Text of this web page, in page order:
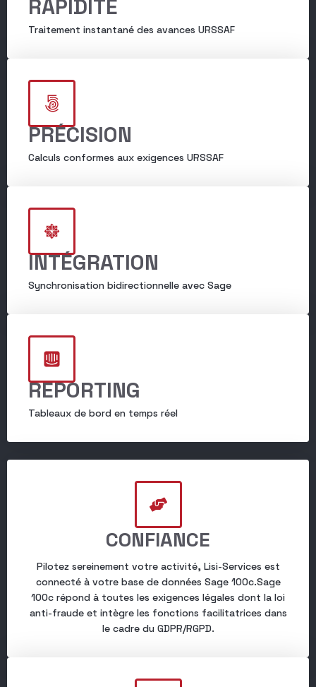
RAPIDITÉ
Traitement instantané des avances URSSAF
PRÉCISION
Calculs conformes aux exigences URSSAF
INTÉGRATION
Synchronisation bidirectionnelle avec Sage
REPORTING
Tableaux de bord en temps réel
CONFIANCE
Pilotez sereinement votre activité, Lisi-Services est
connecté à votre base de données Sage 100c.Sage
100c répond à toutes les exigences légales dont la loi
anti-fraude et intègre les fonctions facilitatrices dans
le cadre du GDPR/RGPD.